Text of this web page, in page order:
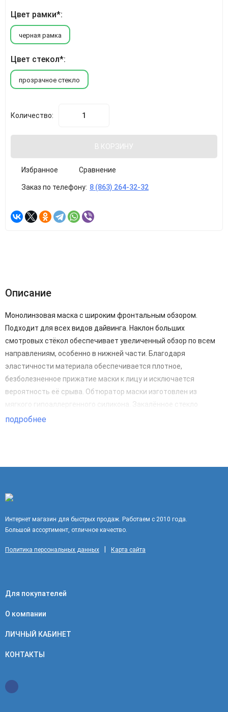
Цвет рамки*:
черная рамка
Цвет стекол*:
прозрачное стекло
Количество:
В КОРЗИНУ
Избранное Сравнение
Заказ по телефону: 8 (863) 264-32-32
Описание
Монолинзовая маска с широким фронтальным обзором.
Подходит для всех видов дайвинга. Наклон больших
смотровых стёкол обеспечивает увеличенный обзор по всем
направлениям, особенно в нижней части. Благодаря
эластичности материала обеспечивается плотное,
безболезненное прижатие маски к лицу и исключается
вероятность её срыва. Обтюратор маски изготовлен из
мягкого гипоаллергенного силикона. Закалённое стекло
европейского стандарта (tempered) имеет достаточную
силикона, раздвоенный в средней части обеспечивает
подробнее
Интернет магазин для быстрых продаж. Работаем с 2010 года.
Большой ассортимент, отличное качество.
Политика персональных данных Карта сайта
Для покупателей
О компании
ЛИЧНЫЙ КАБИНЕТ
КОНТАКТЫ